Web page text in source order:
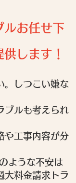
ルお任せ下
します！
。しつこい嫌な
ブルも考えられ
や工事内容が分
ような不安は
大料金請求トラ